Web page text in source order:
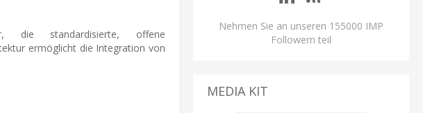
die standardisierte, offene
ermöglicht die Integration von
Nehmen Sie an unseren 155000 IMP
Followern teil
MEDIA KIT